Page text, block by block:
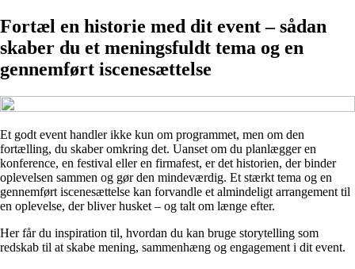
Fortæl en historie med dit event – sådan
skaber du et meningsfuldt tema og en
gennemført iscenesættelse
Et godt event handler ikke kun om programmet, men om den
fortælling, du skaber omkring det. Uanset om du planlægger en
konference, en festival eller en firmafest, er det historien, der binder
oplevelsen sammen og gør den mindeværdig. Et stærkt tema og en
gennemført iscenesættelse kan forvandle et almindeligt arrangement til
en oplevelse, der bliver husket – og talt om længe efter.
Her får du inspiration til, hvordan du kan bruge storytelling som
redskab til at skabe mening, sammenhæng og engagement i dit event.